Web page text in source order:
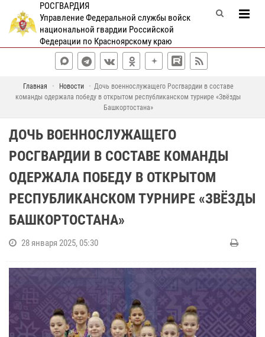
РОСГВАРДИЯ
Управление Федеральной службы войск
национальной гвардии Российской
Федерации по Красноярскому краю
Главная Новости
Дочь военнослужащего Росгвардии в составе
команды одержала победу в открытом республиканском турнире «Звёзды
Башкортостана»
ДОЧЬ ВОЕННОСЛУЖАЩЕГО
РОСГВАРДИИ В СОСТАВЕ КОМАНДЫ
ОДЕРЖАЛА ПОБЕДУ В ОТКРЫТОМ
РЕСПУБЛИКАНСКОМ ТУРНИРЕ «ЗВЁЗДЫ
БАШКОРТОСТАНА»
28 января 2025, 05:30